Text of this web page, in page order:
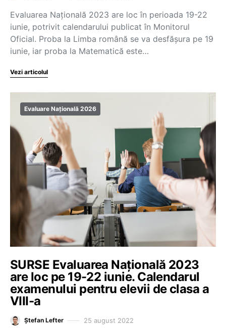
Evaluarea Națională 2023 are loc în perioada 19-22
iunie, potrivit calendarului publicat în Monitorul
Oficial. Proba la Limba română se va desfășura pe 19
iunie, iar proba la Matematică este…
Vezi articolul
Evaluare Națională 2026
SURSE Evaluarea Națională 2023
are loc pe 19-22 iunie. Calendarul
examenului pentru elevii de clasa a
VIII-a
Ștefan Lefter 25 august 2022